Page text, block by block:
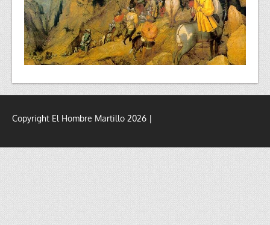
Copyright El Hombre Martillo 2026 |